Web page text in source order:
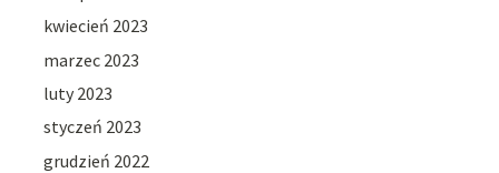
kwiecień 2023
marzec 2023
luty 2023
styczeń 2023
grudzień 2022